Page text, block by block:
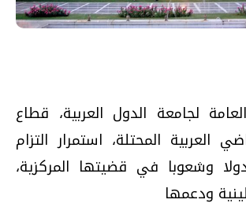
لجامعة الدول العربية، قطاع
العربية المحتلة، استمرار التزام
دولا وشعوبا في قضيتها المركزية،
ودعمها